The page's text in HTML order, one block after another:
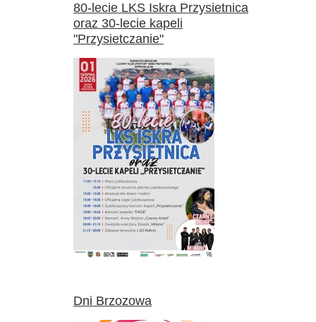
80-lecie LKS Iskra Przysietnica
oraz 30-lecie kapeli
"Przysietczanie"
Dni Brzozowa